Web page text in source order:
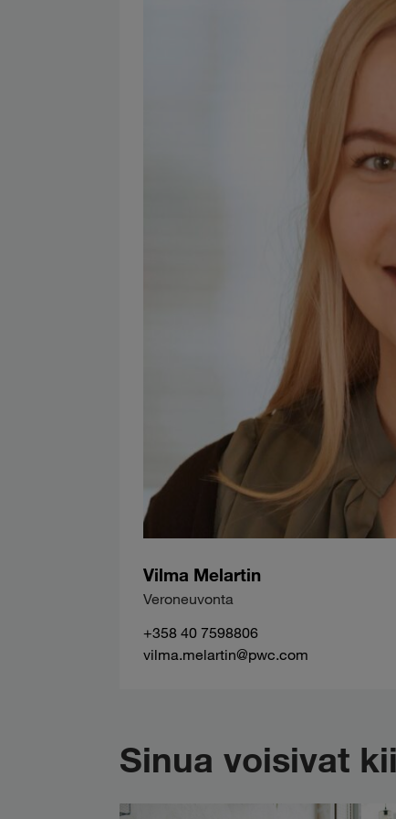
Vilma Melartin
Veroneuvonta
+358 40 7598806
vilma.melartin@pwc.com
Sinua voisivat